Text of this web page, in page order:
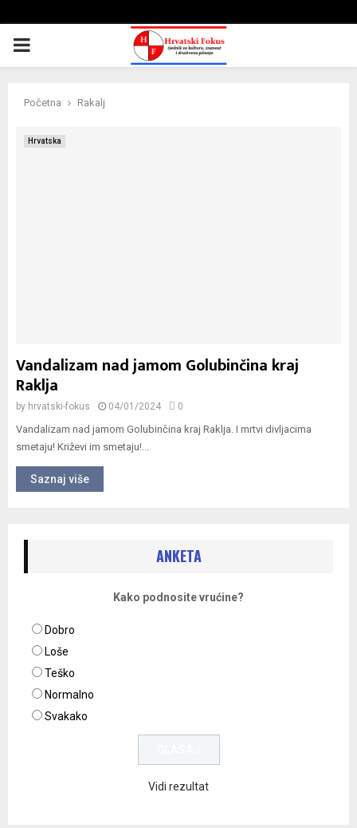
PRIMARY
Početna Rakalj
Hrvatska
Vandalizam nad jamom Golubinčina kraj
Raklja
by hrvatski-fokus 04/01/2024 0
Vandalizam nad jamom Golubinčina kraj Raklja. I mrtvi divljacima
smetaju! Križevi im smetaju!...
Saznaj više
ANKETA
Kako podnosite vrućine?
Dobro
Loše
Teško
Normalno
Svakako
Vidi rezultat